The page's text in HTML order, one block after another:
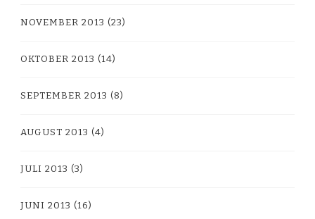
NOVEMBER 2013 (23)
OKTOBER 2013 (14)
SEPTEMBER 2013 (8)
AUGUST 2013 (4)
JULI 2013 (3)
JUNI 2013 (16)